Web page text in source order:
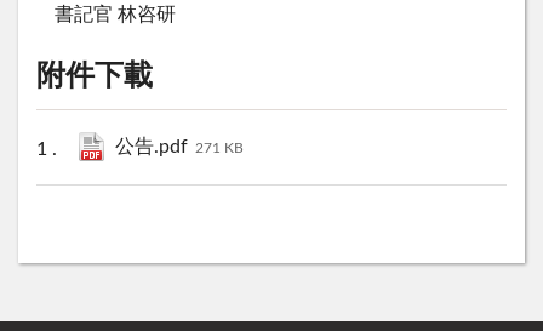
書記官 林咨研
附件下載
公告.pdf 271 KB